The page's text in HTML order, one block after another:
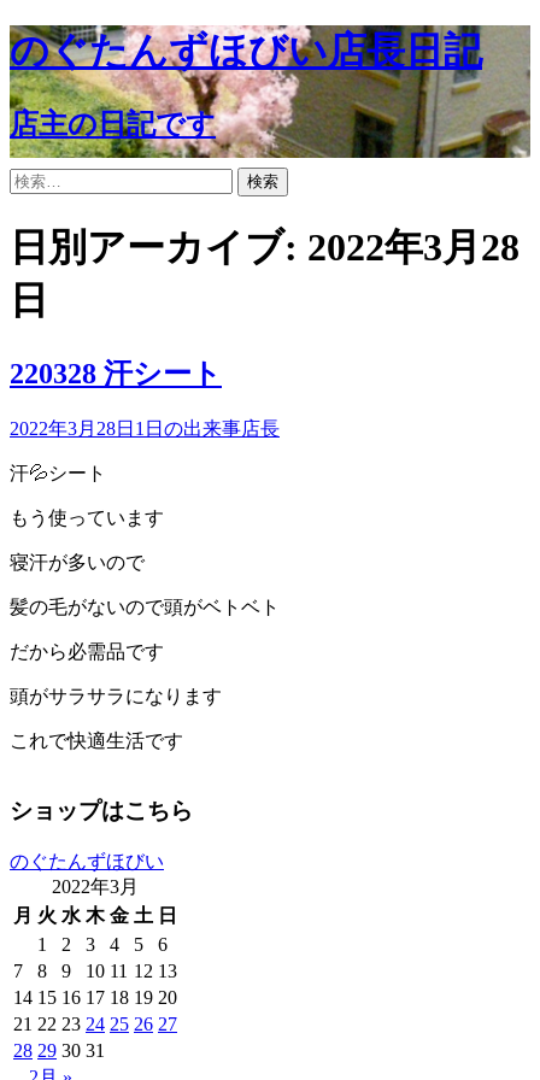
コ
ン
テ
ン
ツ
へ
ス
ッ
プ
のぐたんずほびい店長日記
店主の日記です
検
日別アーカイブ: 2022年3月28
日
220328 汗シート
2022年3月28日 1日の出来事店長
汗💦シート
もう使っています
寝汗が多いので
髪の毛がないので頭がベトベト
だから必需品です
頭がサラサラになります
これで快適生活です
ショップはこちら
のぐたんずほびい
2022年3月
月 火 水 木 金 土 日
1
2 3 4 5
6
7
8 9 10 11 12 13
14 15 16 17 18 19 20
21 22 23 24 25 26 27
28 29 30 31